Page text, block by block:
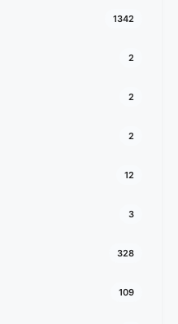
1342
2
2
2
12
3
328
109